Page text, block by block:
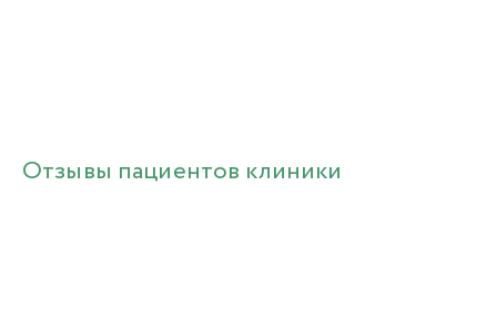
Отзывы пациентов клиники